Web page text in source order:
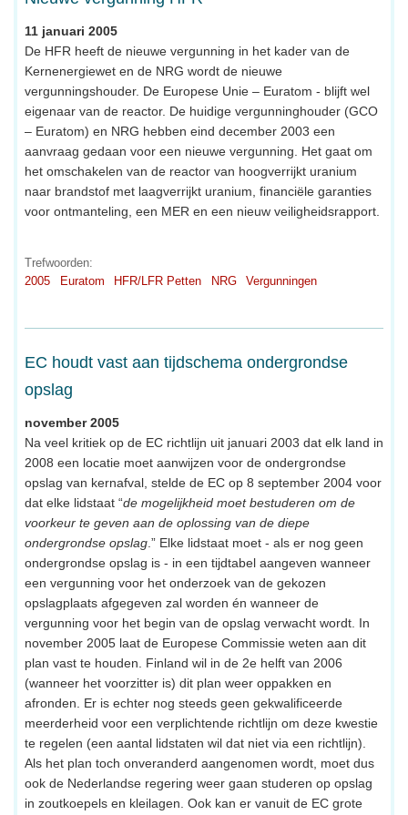
11 januari 2005
De HFR heeft de nieuwe vergunning in het kader van de
Kernenergiewet en de NRG wordt de nieuwe
vergunningshouder. De Europese Unie – Euratom - blijft wel
eigenaar van de reactor. De huidige vergunninghouder (GCO
– Euratom) en NRG hebben eind december 2003 een
aanvraag gedaan voor een nieuwe vergunning. Het gaat om
het omschakelen van de reactor van hoogverrijkt uranium
naar brandstof met laagverrijkt uranium, financiële garanties
voor ontmanteling, een MER en een nieuw veiligheidsrapport.
Trefwoorden:
2005
Euratom HFR/LFR Petten NRG Vergunningen
EC houdt vast aan tijdschema ondergrondse
opslag
november 2005
Na veel kritiek op de EC richtlijn uit januari 2003 dat elk land in
2008 een locatie moet aanwijzen voor de ondergrondse
opslag van kernafval, stelde de EC op 8 september 2004 voor
dat elke lidstaat “de mogelijkheid moet bestuderen om de
voorkeur te geven aan de oplossing van de diepe
ondergrondse opslag .” Elke lidstaat moet - als er nog geen
ondergrondse opslag is - in een tijdtabel aangeven wanneer
een vergunning voor het onderzoek van de gekozen
opslagplaats afgegeven zal worden én wanneer de
vergunning voor het begin van de opslag verwacht wordt. In
november 2005 laat de Europese Commissie weten aan dit
plan vast te houden. Finland wil in de 2e helft van 2006
(wanneer het voorzitter is) dit plan weer oppakken en
afronden. Er is echter nog steeds geen gekwalificeerde
meerderheid voor een verplichtende richtlijn om deze kwestie
te regelen (een aantal lidstaten wil dat niet via een richtlijn).
Als het plan toch onveranderd aangenomen wordt, moet dus
ook de Nederlandse regering weer gaan studeren op opslag
in zoutkoepels en kleilagen. Ook kan er vanuit de EC grote